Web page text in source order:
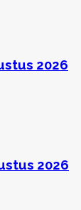
2026
2026